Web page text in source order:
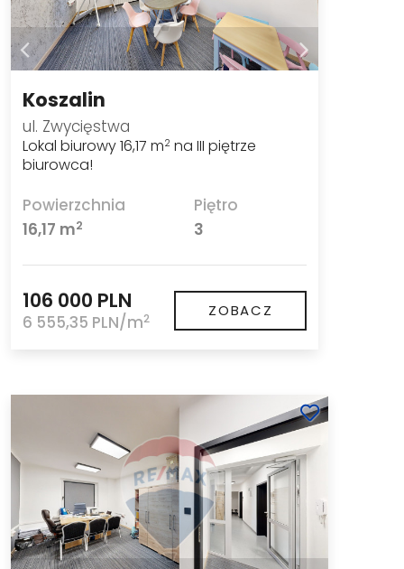
Koszalin
ul. Zwycięstwa
Lokal biurowy 16,17 m2 na III piętrze
biurowca!
Powierzchnia
16,17 m2
Piętro
3
106 000 PLN
6 555,35 PLN/m2 ZOBACZ